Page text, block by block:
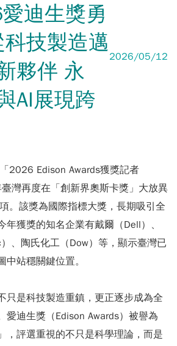
迪生獎勇
技製造邁
夥伴 永
AI展現跨
2026/05/12
2026 Edison Awards獲獎記者
灣再度在「創新界奧斯卡獎」大放異
。該獎為國際指標大獎，長期吸引全
年獲獎的知名企業有戴爾（Dell）、
、陶氏化工（Dow）等，顯示臺灣已
站穩關鍵位置。
只是科技製造重鎮，更正逐步成為全
愛迪生獎（Edison Awards）被譽為
，評選重視的不只是科學理論，而是